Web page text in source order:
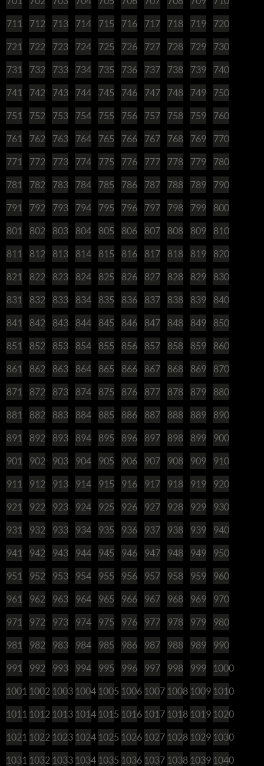
711 712 713 714 715 716 717 718 719 720
721 722 723 724 725 726 727 728 729 730
731 732 733 734 735 736 737 738 739 740
741 742 743 744 745 746 747 748 749 750
751 752 753 754 755 756 757 758 759 760
761 762 763 764 765 766 767 768 769 770
771 772 773 774 775 776 777 778 779 780
781 782 783 784 785 786 787 788 789 790
791 792 793 794 795 796 797 798 799 800
801 802 803 804 805 806 807 808 809 810
811 812 813 814 815 816 817 818 819 820
821 822 823 824 825 826 827 828 829 830
831 832 833 834 835 836 837 838 839 840
841 842 843 844 845 846 847 848 849 850
851 852 853 854 855 856 857 858 859 860
861 862 863 864 865 866 867 868 869 870
871 872 873 874 875 876 877 878 879 880
881 882 883 884 885 886 887 888 889 890
891 892 893 894 895 896 897 898 899 900
901 902 903 904 905 906 907 908 909 910
911 912 913 914 915 916 917 918 919 920
921 922 923 924 925 926 927 928 929 930
931 932 933 934 935 936 937 938 939 940
941 942 943 944 945 946 947 948 949 950
951 952 953 954 955 956 957 958 959 960
961 962 963 964 965 966 967 968 969 970
971 972 973 974 975 976 977 978 979 980
981 982 983 984 985 986 987 988 989 990
991 992 993 994 995 996 997 998 999 1000
1001 1002 1003 1004 1005 1006 1007 1008 1009 1010
1011 1012 1013 1014 1015 1016 1017 1018 1019 1020
1021 1022 1023 1024 1025 1026 1027 1028 1029 1030
1031 1032 1033 1034 1035 1036 1037 1038 1039 1040